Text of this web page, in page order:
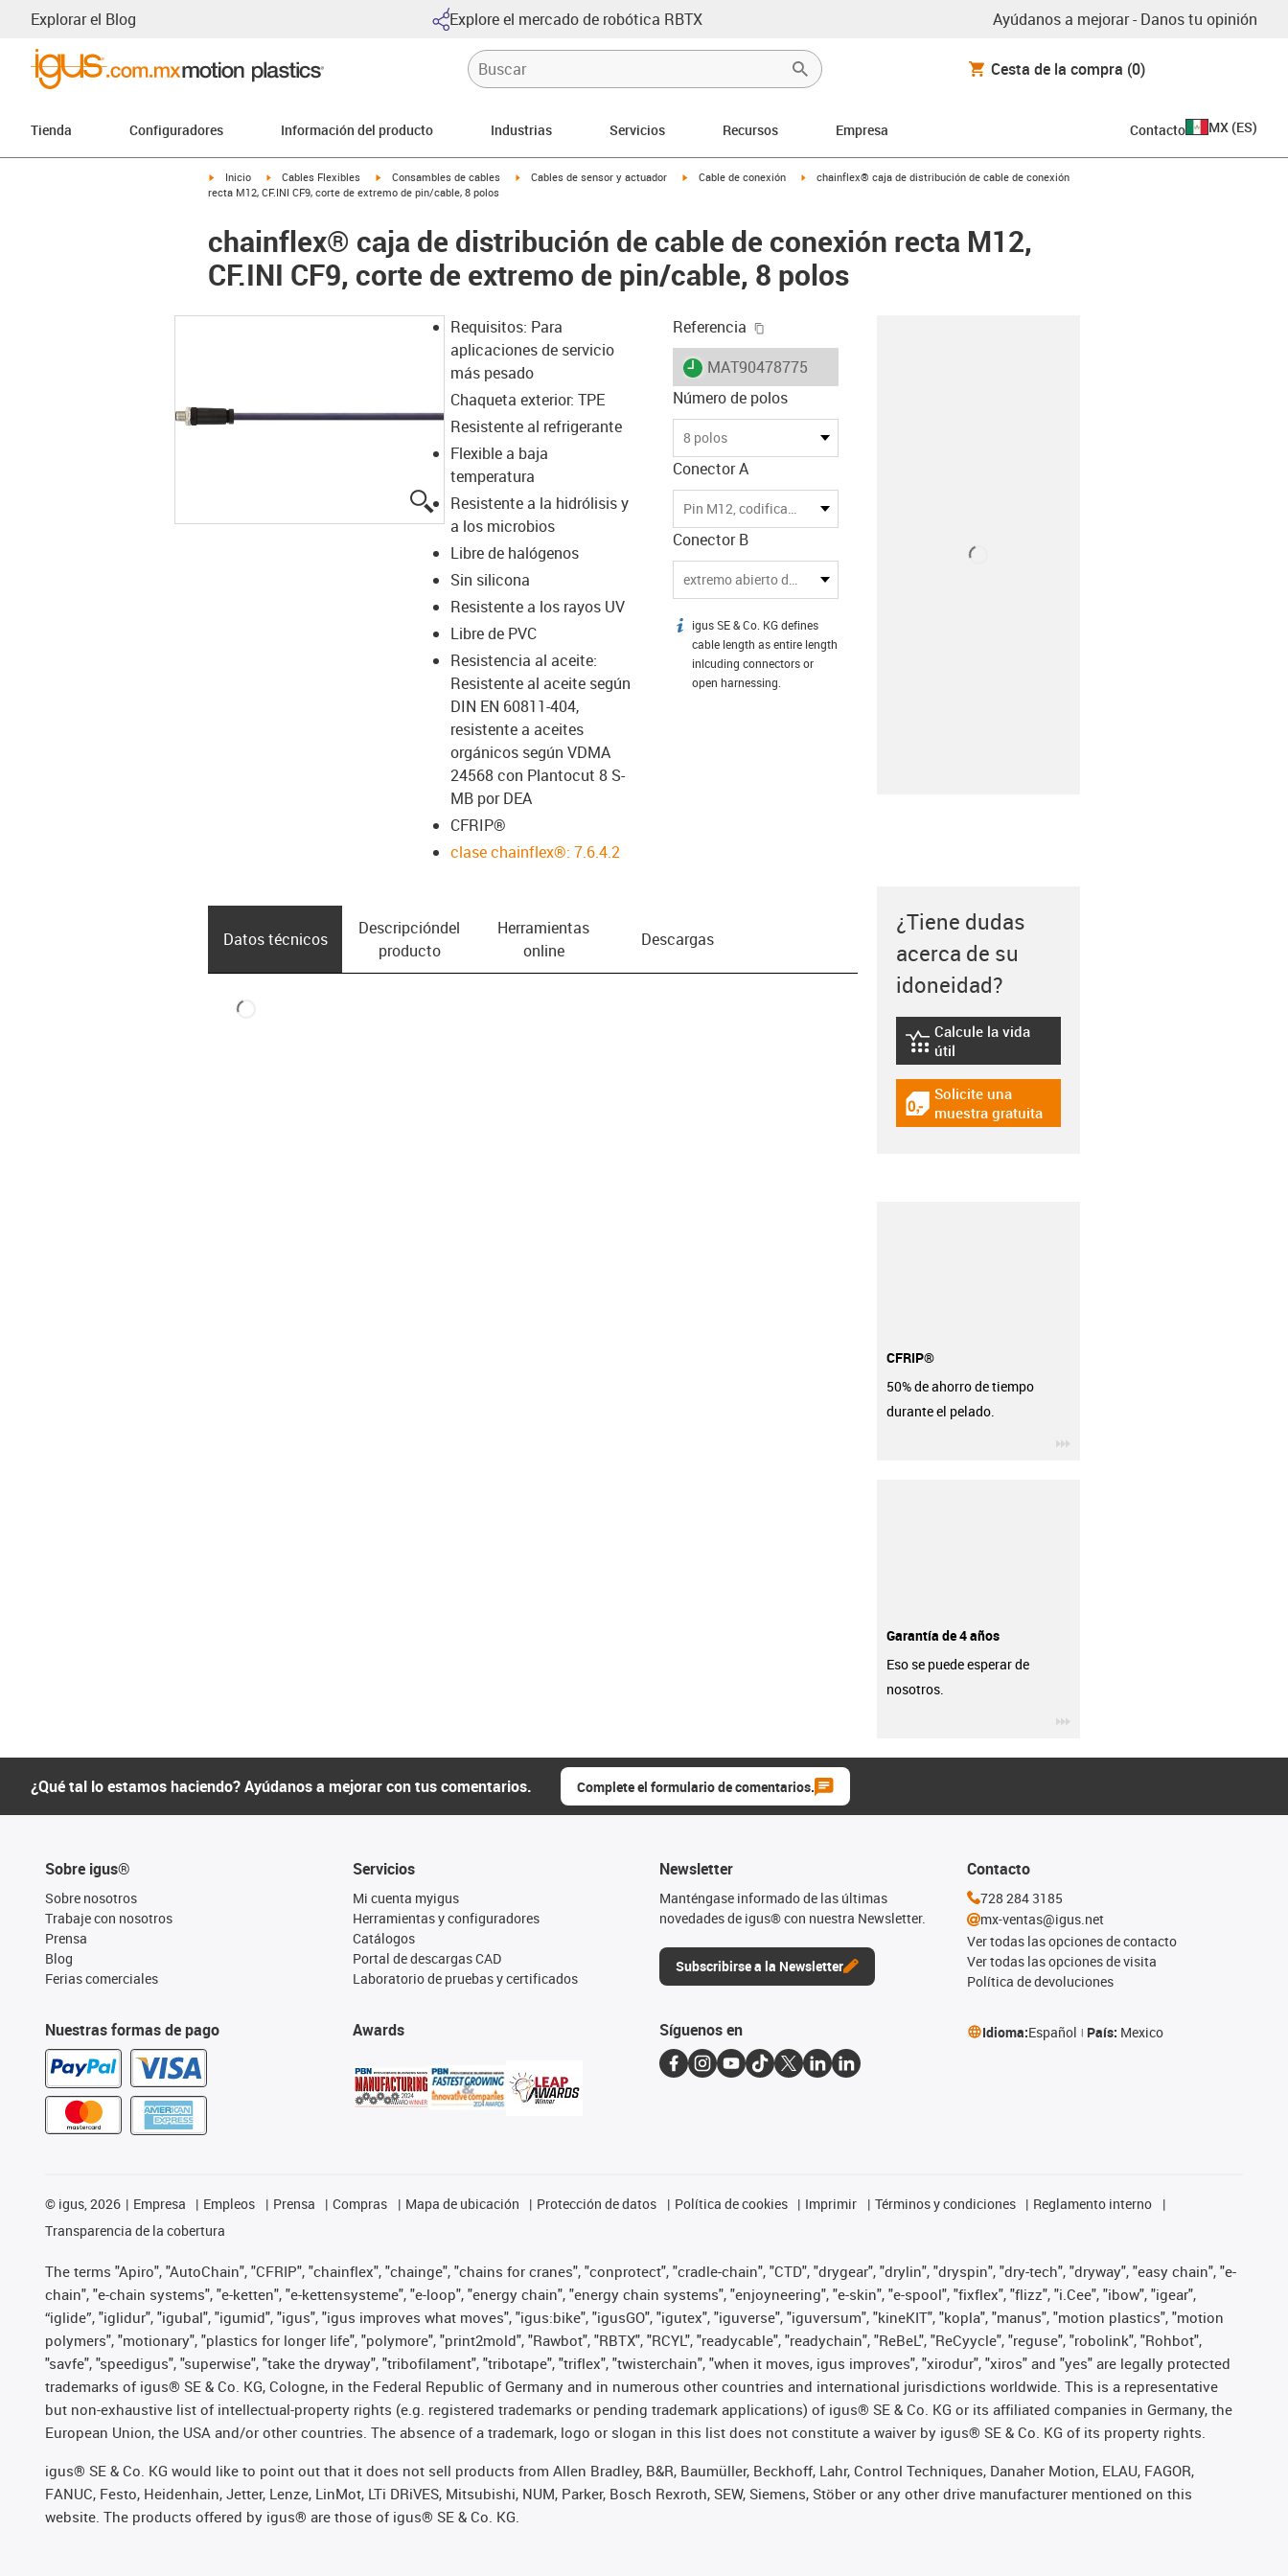
Explorar el Blog Explore el mercado de robótica RBTX Ayúdanos a mejorar - Danos tu opinión
Cesta de la compra (0)
Tienda Configuradores Información del producto Industrias Servicios Recursos Empresa Contacto MX (ES)
igus-icon-arrow-right
Inicio igus-icon-arrow-right
Cables Flexibles igus-icon-arrow-right
Consambles de cables igus-icon-arrow-right
Cables de sensor y actuador igus-icon-arrow-right
Cable de conexión igus-icon-arrow-right
chainflex® caja de distribución de cable de conexión
recta M12, CF.INI CF9, corte de extremo de pin/cable, 8 polos
chainflex® caja de distribución de cable de conexión recta M12,
CF.INI CF9, corte de extremo de pin/cable, 8 polos
igus-icon-lupe
Requisitos: Para
aplicaciones de servicio
más pesado
Chaqueta exterior: TPE
Resistente al refrigerante
Flexible a baja
temperatura
Resistente a la hidrólisis y
a los microbios
Libre de halógenos
Sin silicona
Resistente a los rayos UV
Libre de PVC
Resistencia al aceite:
Resistente al aceite según
DIN EN 60811-404,
resistente a aceites
orgánicos según VDMA
24568 con Plantocut 8 S-
MB por DEA
CFRIP®
clase chainflex®: 7.6.4.2
Referencia
igus-icon-lieferzeit
MAT90478775
Número de polos
8 polos
Conector A
Pin M12, codificado A
Conector B
extremo abierto del cable
igus-icon-info
igus SE & Co. KG defines
cable length as entire length
inlcuding connectors or
open harnessing.
Datos técnicos
Descripción­del
producto
Herramientas
online
Descargas
¿Tiene dudas
acerca de su
idoneidad?
igus-icon-lebensdauerrechner
Calcule la vida
útil
igus-icon-gratismuster
Solicite una
muestra gratuita
CFRIP®
50% de ahorro de tiempo
durante el pelado.
Garantía de 4 años
Eso se puede esperar de
nosotros.
¿Qué tal lo estamos haciendo? Ayúdanos a mejorar con tus comentarios. Complete el formulario de comentarios.
Sobre igus®
Sobre nosotros
Trabaje con nosotros
Prensa
Blog
Ferias comerciales
Nuestras formas de pago
Servicios
Mi cuenta myigus
Herramientas y configuradores
Catálogos
Portal de descargas CAD
Laboratorio de pruebas y certificados
Awards
Newsletter
Manténgase informado de las últimas
novedades de igus® con nuestra Newsletter.
Subscribirse a la Newsletter
Contacto
728 284 3185
mx-ventas@igus.net
Ver todas las opciones de contacto
Ver todas las opciones de visita
Política de devoluciones
Síguenos en Idioma:Español País: Mexico
© igus, 2026 Empresa Empleos Prensa Compras Mapa de ubicación Protección de datos Política de cookies Imprimir Términos y condiciones
Reglamento interno
Transparencia de la cobertura
The terms "Apiro", "AutoChain", "CFRIP", "chainflex", "chainge", "chains for cranes", "conprotect", "cradle-chain", "CTD", "drygear", "drylin", "dryspin", "dry-tech", "dryway", "easy chain", "e-
chain", "e-chain systems", "e-ketten", "e-kettensysteme", "e-loop", "energy chain", "energy chain systems", "enjoyneering", "e-skin", "e-spool", "fixflex", "flizz", "i.Cee", "ibow", "igear",
“iglide”, "iglidur", "igubal", "igumid", "igus", "igus improves what moves", "igus:bike", "igusGO", "igutex", "iguverse", "iguversum", "kineKIT", "kopla", "manus", "motion plastics", "motion
polymers", "motionary", "plastics for longer life", "polymore", "print2mold", "Rawbot", "RBTX", "RCYL", "readycable", "readychain", "ReBeL", "ReCyycle", "reguse", "robolink", "Rohbot",
"savfe", "speedigus", "superwise", "take the dryway", "tribofilament", "tribotape", "triflex", "twisterchain", "when it moves, igus improves", "xirodur", "xiros" and "yes" are legally protected
trademarks of igus® SE & Co. KG, Cologne, in the Federal Republic of Germany and in numerous other countries and international jurisdictions worldwide. This is a representative
but non-exhaustive list of intellectual-property rights (e.g. registered trademarks or pending trademark applications) of igus® SE & Co. KG or its affiliated companies in Germany, the
European Union, the USA and/or other countries. The absence of a trademark, logo or slogan in this list does not constitute a waiver by igus® SE & Co. KG of its property rights.
igus® SE & Co. KG would like to point out that it does not sell products from Allen Bradley, B&R, Baumüller, Beckhoff, Lahr, Control Techniques, Danaher Motion, ELAU, FAGOR,
FANUC, Festo, Heidenhain, Jetter, Lenze, LinMot, LTi DRiVES, Mitsubishi, NUM, Parker, Bosch Rexroth, SEW, Siemens, Stöber or any other drive manufacturer mentioned on this
website. The products offered by igus® are those of igus® SE & Co. KG.